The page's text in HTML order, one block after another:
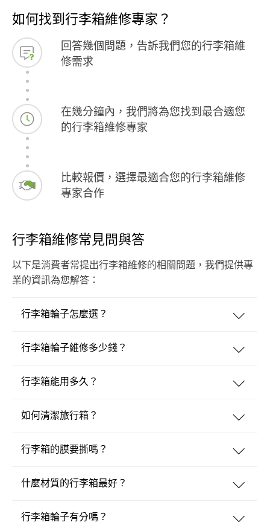
如何找到行李箱維修專家？
回答幾個問題，告訴我們您的行李箱維
修需求
在幾分鐘內，我們將為您找到最合適您
的行李箱維修專家
比較報價，選擇最適合您的行李箱維修
專家合作
行李箱維修常見問與答
以下是消費者常提出行李箱維修的相關問題，我們提供專
業的資訊為您解答：
行李箱輪子怎麼選？
行李箱輪子維修多少錢？
行李箱能用多久？
如何清潔旅行箱？
行李箱的膜要撕嗎？
什麼材質的行李箱最好？
行李箱輪子有分嗎？